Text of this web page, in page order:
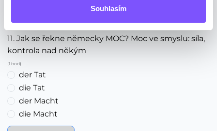
Souhlasím
beides
11. Jak se řekne německy MOC? Moc ve smyslu: síla,
kontrola nad někým
(1 bod)
der Tat
die Tat
der Macht
die Macht